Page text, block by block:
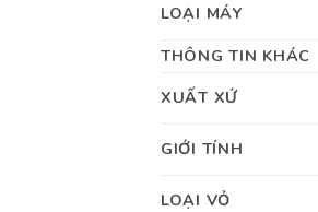
LOẠI MÁY
THÔNG TIN KHÁC
XUẤT XỨ
GIỚI TÍNH
LOẠI VỎ